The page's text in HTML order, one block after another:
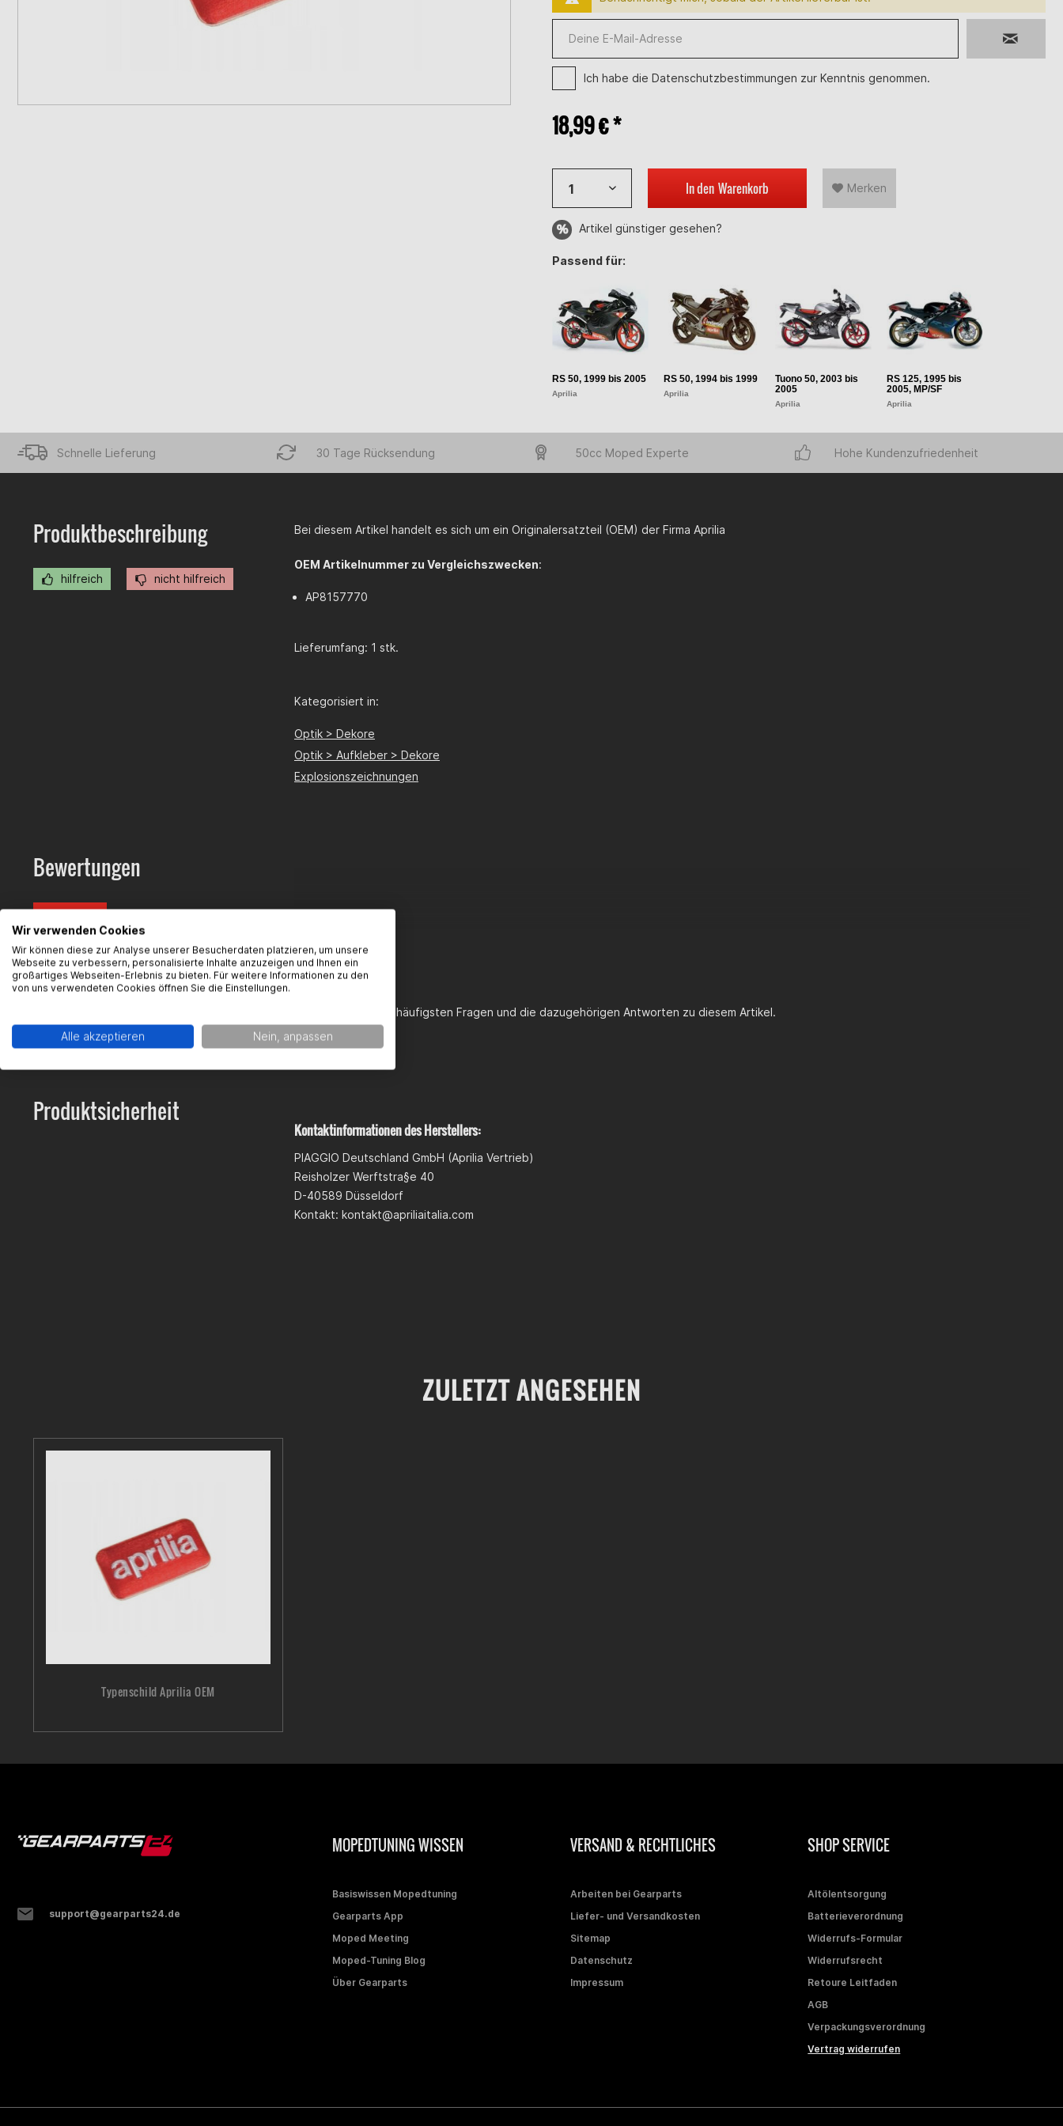
Ich habe die Datenschutzbestimmungen zur Kenntnis genommen.
18,99 € *
In den Warenkorb Merken
Artikel günstiger gesehen?
Passend für:
RS 50, 1999 bis 2005
Aprilia
RS 50, 1994 bis 1999
Aprilia
Tuono 50, 2003 bis
2005
Aprilia
RS 125, 1995 bis
2005, MP/SF
Aprilia
Schnelle Lieferung 30 Tage Rücksendung 50cc Moped Experte Hohe Kundenzufriedenheit
Produktbeschreibung
hilfreich nicht hilfreich
Bei diesem Artikel handelt es sich um ein Originalersatzteil (OEM) der Firma Aprilia
OEM Artikelnummer zu Vergleichszwecken:
AP8157770
Lieferumfang: 1 stk.
Kategorisiert in:
Optik > Dekore
Optik > Aufkleber > Dekore
Explosionszeichnungen
Bewertungen
FAQ Hier findest du die häufigsten Fragen und die dazugehörigen Antworten zu diesem Artikel.
Produktsicherheit
Kontaktinformationen des Herstellers:
PIAGGIO Deutschland GmbH (Aprilia Vertrieb)
Reisholzer Werftstra§e 40
D-40589 Düsseldorf
Kontakt: kontakt@apriliaitalia.com
ZULETZT ANGESEHEN
Typenschild Aprilia OEM
support@gearparts24.de
MOPEDTUNING WISSEN
Basiswissen Mopedtuning
Gearparts App
Moped Meeting
Moped-Tuning Blog
Über Gearparts
VERSAND & RECHTLICHES
Arbeiten bei Gearparts
Liefer- und Versandkosten
Sitemap
Datenschutz
Impressum
SHOP SERVICE
Altölentsorgung
Batterieverordnung
Widerrufs-Formular
Widerrufsrecht
Retoure Leitfaden
AGB
Verpackungsverordnung
Vertrag widerrufen
Wir verwenden Cookies
Wir können diese zur Analyse unserer Besucherdaten platzieren, um unsere
Webseite zu verbessern, personalisierte Inhalte anzuzeigen und Ihnen ein
großartiges Webseiten-Erlebnis zu bieten. Für weitere Informationen zu den
von uns verwendeten Cookies öffnen Sie die Einstellungen.
Alle akzeptieren Nein, anpassen